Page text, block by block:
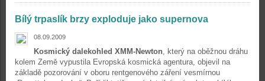
Bílý trpaslík brzy exploduje jako supernova
08.09.2009
Kosmický dalekohled XMM-Newton, který na oběžnou dráhu
kolem Země vypustila Evropská kosmická agentura, objevil na
základě pozorování v oboru rentgenového záření vesmírnou